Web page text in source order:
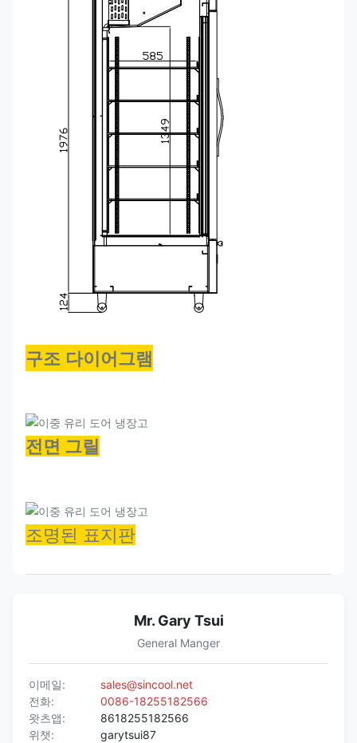
구조 다이어그램
전면 그릴
조명된 표지판
Mr. Gary Tsui
General Manger
이메일:
sales@sincool.net
전화:
0086-18255182566
왓츠앱:
8618255182566
위챗:
garytsui87